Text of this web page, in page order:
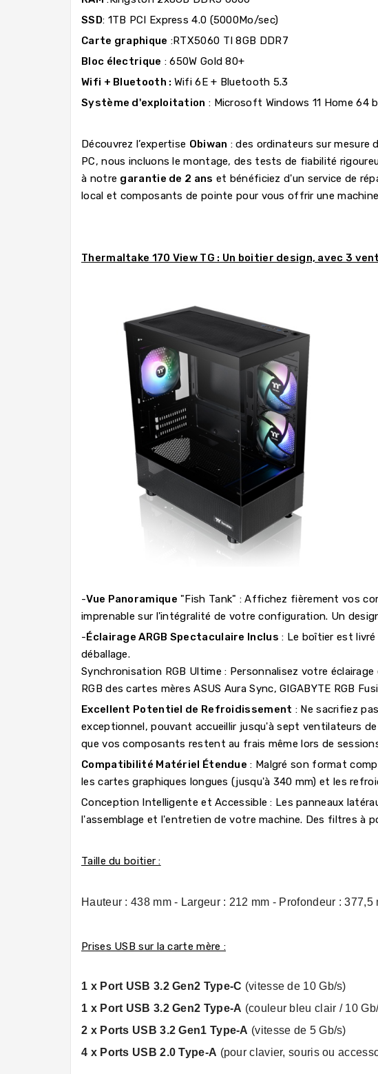
SSD: 1TB PCI Express 4.0 (5000Mo/sec)
Carte graphique :RTX5060 TI 8GB DDR7
Bloc électrique : 650W Gold 80+
Wifi + Bluetooth : Wifi 6E + Bluetooth 5.3
Système d'exploitation : Microsoft Windows 11 Home 64
Découvrez l’expertise Obiwan : des ordinateurs sur mesure
PC, nous incluons le montage, des tests de fiabilité
à notre garantie de 2 ans et bénéficiez d'un service de
local et composants de pointe pour vous offrir une
Thermaltake 170 View TG : Un boitier design, avec 3
-Vue Panoramique "Fish Tank" : Affichez fièrement vos
imprenable sur l'intégralité de votre configuration. Un
-Éclairage ARGB Spectaculaire Inclus : Le boîtier est
déballage.
Synchronisation RGB Ultime : Personnalisez votre
RGB des cartes mères ASUS Aura Sync, GIGABYTE RGB
Excellent Potentiel de Refroidissement : Ne sacrifiez
exceptionnel, pouvant accueillir jusqu'à sept ventilateurs
que vos composants restent au frais même lors de
Compatibilité Matériel Étendue : Malgré son format
les cartes graphiques longues (jusqu'à 340 mm) et les
Conception Intelligente et Accessible : Les panneaux
l'assemblage et l'entretien de votre machine. Des filtres à
Taille du boitier :
Hauteur : 438 mm - Largeur : 212 mm - Profondeur : 377,5
Prises USB sur la carte mère :
1 x Port USB 3.2 Gen2 Type-C (vitesse de 10 Gb/s)
1 x Port USB 3.2 Gen2 Type-A (couleur bleu clair / 10
2 x Ports USB 3.2 Gen1 Type-A (vitesse de 5 Gb/s)
4 x Ports USB 2.0 Type-A (pour clavier, souris ou